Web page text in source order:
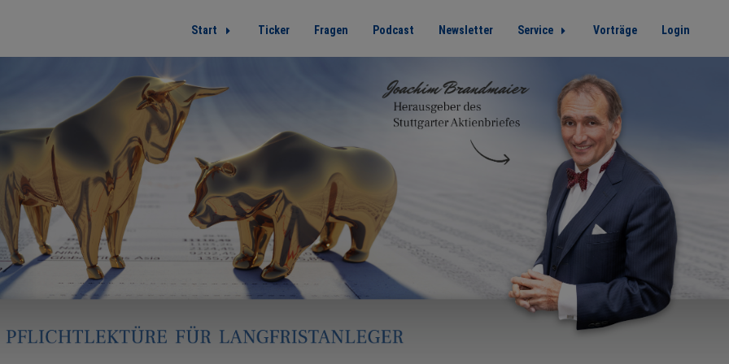
Start Ticker Fragen Podcast Newsletter Service Vorträge Login